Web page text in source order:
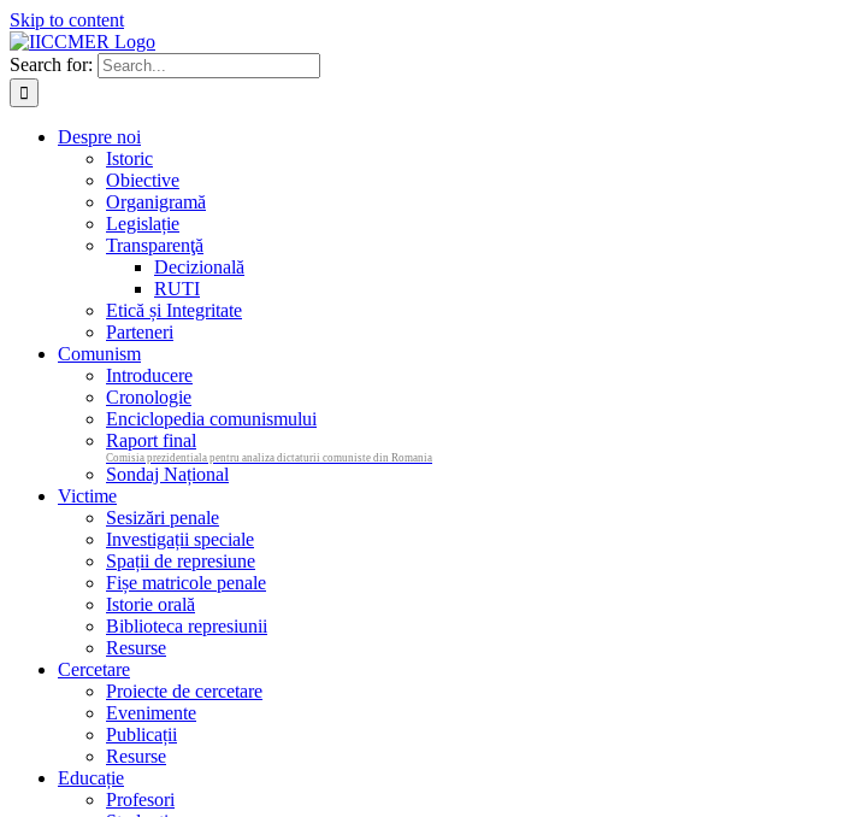
Skip to content
Search for:
Despre noi
Istoric
Obiective
Organigramă
Legislație
Transparenţă
Decizională
RUTI
Etică și Integritate
Parteneri
Comunism
Introducere
Cronologie
Enciclopedia comunismului
Raport final
Comisia prezidentiala pentru analiza dictaturii comuniste din Romania
Sondaj Național
Victime
Sesizări penale
Investigații speciale
Spații de represiune
Fișe matricole penale
Istorie orală
Biblioteca represiunii
Resurse
Cercetare
Proiecte de cercetare
Evenimente
Publicații
Resurse
Educație
Profesori